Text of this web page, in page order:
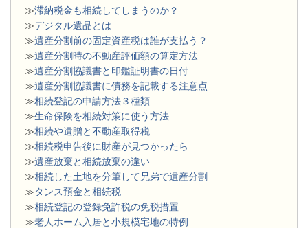
≫滞納税金も相続してしまうのか？
≫デジタル遺品とは
≫遺産分割前の固定資産税は誰が支払う？
≫遺産分割時の不動産評価額の算定方法
≫遺産分割協議書と印鑑証明書の日付
≫遺産分割協議書に債務を記載する注意点
≫相続登記の申請方法３種類
≫生命保険を相続対策に使う方法
≫相続や遺贈と不動産取得税
≫相続税申告後に財産が見つかったら
≫遺産放棄と相続放棄の違い
≫相続した土地を分筆して兄弟で遺産分割
≫タンス預金と相続税
≫相続登記の登録免許税の免税措置
≫老人ホーム入居と小規模宅地の特例